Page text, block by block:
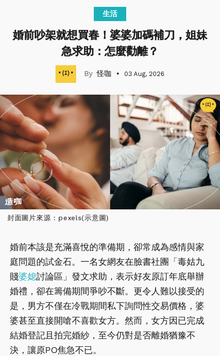
生活
婚前吵架就想買春！婆婆加碼補刀，姐妹
急求助：怎麼勸離？
怪咖 03 Aug, 2026
封面圖片來源 : pexels(示意圖)
婚前本該是充滿喜悅的準備期，卻常成為感情與家
庭問題的試金石。一名女網友在臉書社團「毒姑九
賤婆媳討論區」發文求助，表示好友原訂年底舉辦
婚禮，卻在籌備期間爭吵不斷。更令人難以接受的
是，男方不僅在冷戰期間私下詢問性交易價格，婆
婆甚至直接開嗆不喜歡女方。然而，女方因已完成
結婚登記且拍完婚紗，至今仍對是否離婚猶豫不
決，讓原PO焦急不已。